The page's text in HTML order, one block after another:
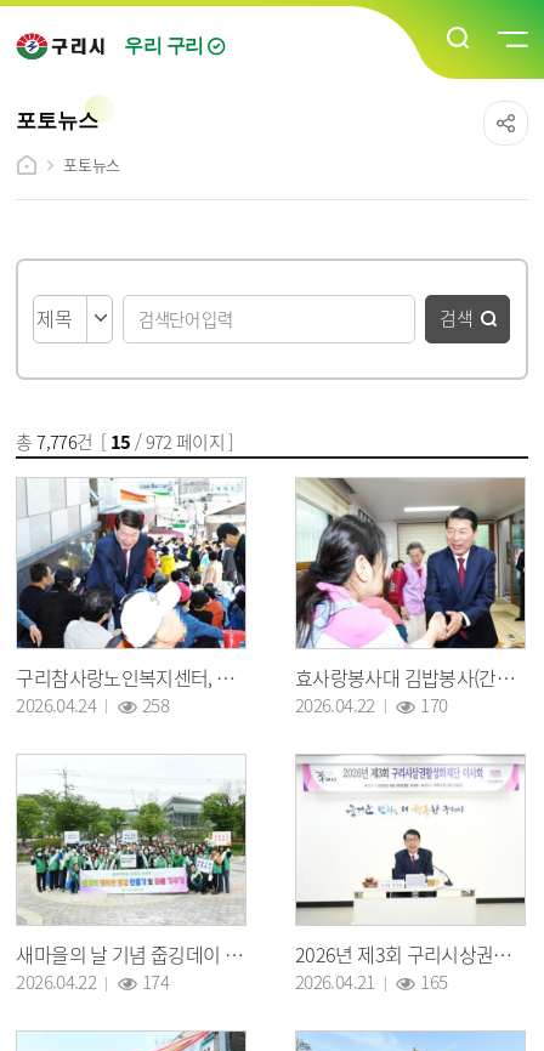
우리 구리
포토뉴스
포토뉴스
검색
총7,776건 [ 15 / 972 페이지 ]
구리참사랑노인복지센터, 제18회 경로 효잔치 행사 개최
2026.04.24 258
효사랑봉사대 김밥봉사(간촌경로당)
2026.04.22 170
새마을의 날 기념 줍깅데이 캠페인
2026.04.22 174
2026년 제3회 구리시상권활성화재단 이사회
2026.04.21 165